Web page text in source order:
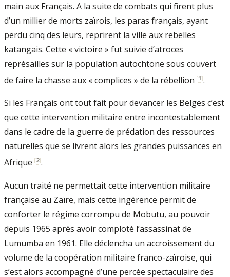
main aux Français. A la suite de combats qui firent plus
d’un millier de morts zaïrois, les paras français, ayant
perdu cinq des leurs, reprirent la ville aux rebelles
katangais. Cette « victoire » fut suivie d’atroces
représailles sur la population autochtone sous couvert
de faire la chasse aux « complices » de la rébellion [1].
Si les Français ont tout fait pour devancer les Belges c’est
que cette intervention militaire entre incontestablement
dans le cadre de la guerre de prédation des ressources
naturelles que se livrent alors les grandes puissances en
Afrique [2].
Aucun traité ne permettait cette intervention militaire
française au Zaïre, mais cette ingérence permit de
conforter le régime corrompu de Mobutu, au pouvoir
depuis 1965 après avoir comploté l’assassinat de
Lumumba en 1961. Elle déclencha un accroissement du
volume de la coopération militaire franco-zaïroise, qui
s’est alors accompagné d’une percée spectaculaire des